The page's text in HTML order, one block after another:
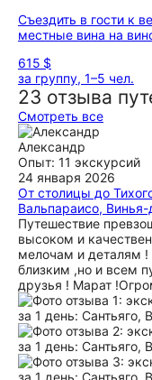
Съездить в гости к
местные вина на
615 $
за группу, 1–5 чел.
23 отзыва
Смотреть все
Александр
Опыт: 11 экскурсий
24 января 2026
От столицы до
Вальпараисо,
Путешествие
высоком и
мелочам и деталям
близким ,но и всем
друзья ! Марат